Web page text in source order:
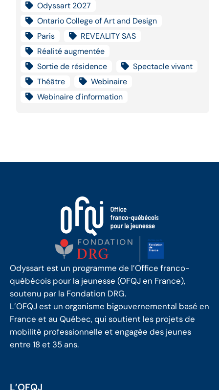
Odyssart 2027
Ontario College of Art and Design
Paris
REVEALITY SAS
Réalité augmentée
Sortie de résidence
Spectacle vivant
Théâtre
Webinaire
Webinaire d'information
Odyssart est un programme de l’Office franco-
québécois pour la jeunesse (OFQJ en France),
soutenu par la Fondation DRG.
L’OFQJ est un organisme bigouvernemental basé en
France et au Québec, qui soutient les projets de
mobilité professionnelle et engagée des jeunes
entre 18 et 35 ans.
L’OFQJ